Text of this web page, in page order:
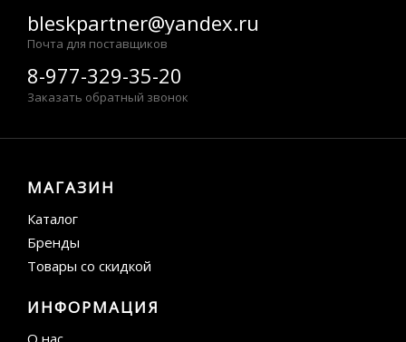
bleskpartner@yandex.ru
Почта для поставщиков
8-977-329-35-20
Заказать обратный звонок
МАГАЗИН
Каталог
Бренды
Товары со скидкой
ИНФОРМАЦИЯ
О нас